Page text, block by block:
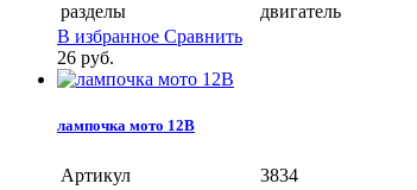
разделы
двигатель
В избранное Сравнить
26 руб.
лампочка мото 12В
Артикул
3834